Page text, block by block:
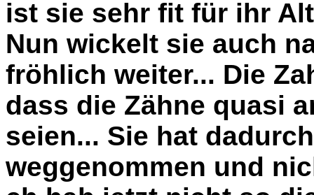
ist sie sehr fit für ihr
Nun wickelt sie auch
fröhlich weiter... Die
dass die Zähne quasi
seien... Sie hat
weggenommen und